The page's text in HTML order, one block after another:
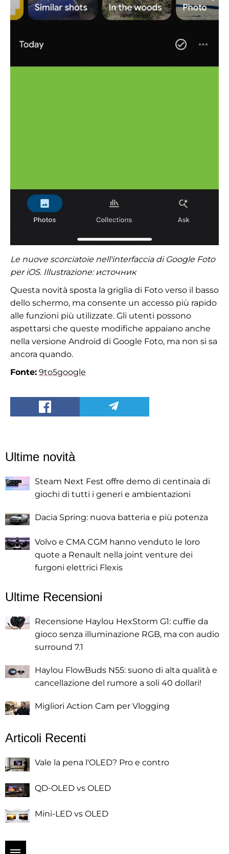
Le nuove scorciatoie nell'interfaccia di Google Foto
per iOS. Illustrazione:источник
Questa novità sposta la griglia di Foto verso il basso
dello schermo, ma consente un accesso più rapido
alle funzioni più utilizzate. Gli utenti possono
aspettarsi che queste modifiche appaiano anche
nella versione Android di Google Foto, ma non si sa
ancora quando.
Fonte: 9to5google
Ultime novità
Steam Next Fest offre demo di centinaia di
giochi di tutti i generi e ambientazioni
Dacia Spring: nuova batteria e più potenza
Volvo e CMA CGM hanno venduto le loro
quote a Renault nella joint venture dei
furgoni elettrici Flexis
Ultime Recensioni
Recensione Haylou HexStorm G1: cuffie da
gioco senza illuminazione RGB, ma con audio
surround 7.1
Haylou FlowBuds N55: suono di alta qualità e
cancellazione del rumore a soli 40 dollari!
Migliori Action Cam per Vlogging
Articoli Recenti
Vale la pena l'OLED? Pro e contro
QD-OLED vs OLED
Mini-LED vs OLED